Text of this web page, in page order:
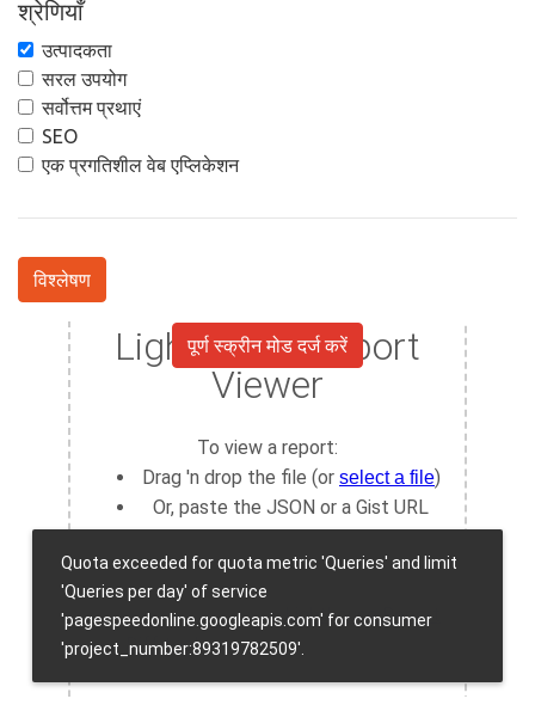
श्रेणियाँ
उत्पादकता
सरल उपयोग
सर्वोत्तम प्रथाएं
SEO
एक प्रगतिशील वेब एप्लिकेशन
विश्लेषण
पूर्ण स्क्रीन मोड दर्ज करें